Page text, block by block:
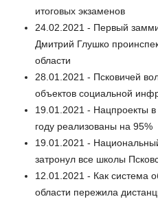
итоговых экзаменов
24.02.2021 - Первый
Дмитрий Глушко
области
28.01.2021 - Псковичей
объектов социальной
19.01.2021 - Нацпроекты в
году реализованы на 95%
19.01.2021 -
затронул все школы
12.01.2021 - Как система
области пережила